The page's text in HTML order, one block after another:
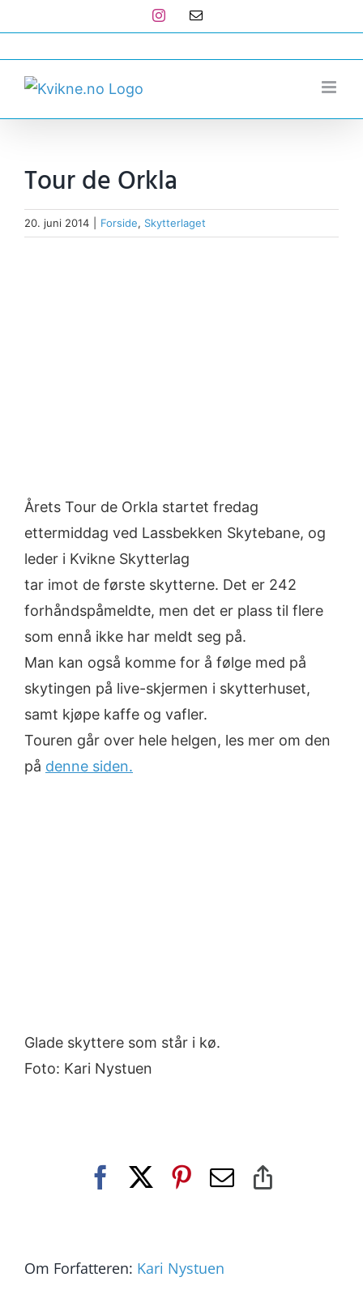
to
content
Instagram
E-
Tour de Orkla
20. juni 2014 Forside, Skytterlaget
Årets Tour de Orkla startet fredag
ettermiddag ved Lassbekken Skytebane, og
leder i Kvikne Skytterlag
tar imot de første skytterne. Det er 242
forhåndspåmeldte, men det er plass til flere
som ennå ikke har meldt seg på.
Man kan også komme for å følge med på
skytingen på live-skjermen i skytterhuset,
samt kjøpe kaffe og vafler.
Touren går over hele helgen, les mer om den
på denne siden.
Glade skyttere som står i kø.
Foto: Kari Nystuen
Facebook Pinterest
E-
Om Forfatteren: Kari Nystuen